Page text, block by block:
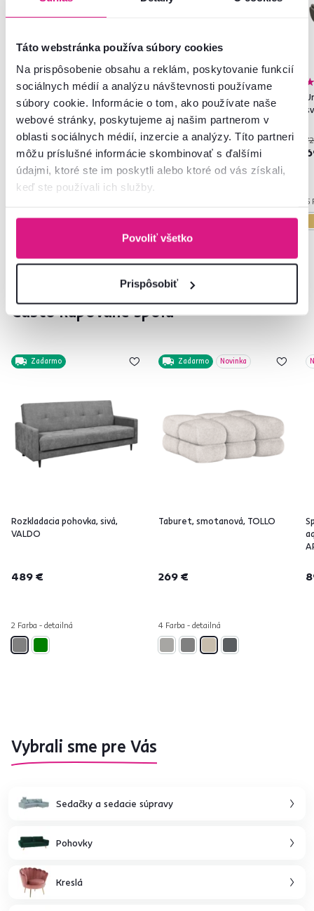
Táto webstránka používa súbory cookies
Na prispôsobenie obsahu a reklám, poskytovanie funkcií
sociálnych médií a analýzu návštevnosti používame
súbory cookie. Informácie o tom, ako používate naše
webové stránky, poskytujeme aj našim partnerom v
oblasti sociálnych médií, inzercie a analýzy. Títo partneri
môžu príslušné informácie skombinovať s ďalšími
údajmi, ktoré ste im poskytli alebo ktoré od vás získali,
keď ste používali ich služby.
Povoliť všetko
Prispôsobiť
4,7 2
Rozkladacia sedacia súprava,
smaragdová, pravá, PORIMA
ROH
699 €
5,0 1
Univerzálna sedacia súprava,
smaragdová, VEZAN ROH
799 €
Často kupované spolu
Zadarmo
Rozkladacia pohovka, sivá,
VALDO
489 €
2 Farba - detailná
Zadarmo Novinka
Taburet, smotanová, TOLLO
269 €
4 Farba - detailná
Vybrali sme pre Vás
Sedačky a sedacie súpravy
Pohovky
Kreslá